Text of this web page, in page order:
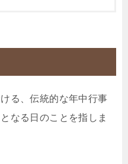
る、伝統的な年中行事
なる日のことを指しま